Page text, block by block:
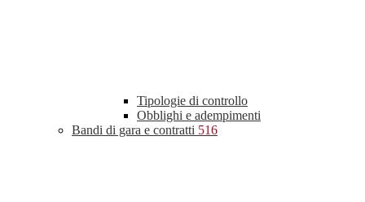
Tipologie di controllo
Obblighi e adempimenti
Bandi di gara e contratti 516